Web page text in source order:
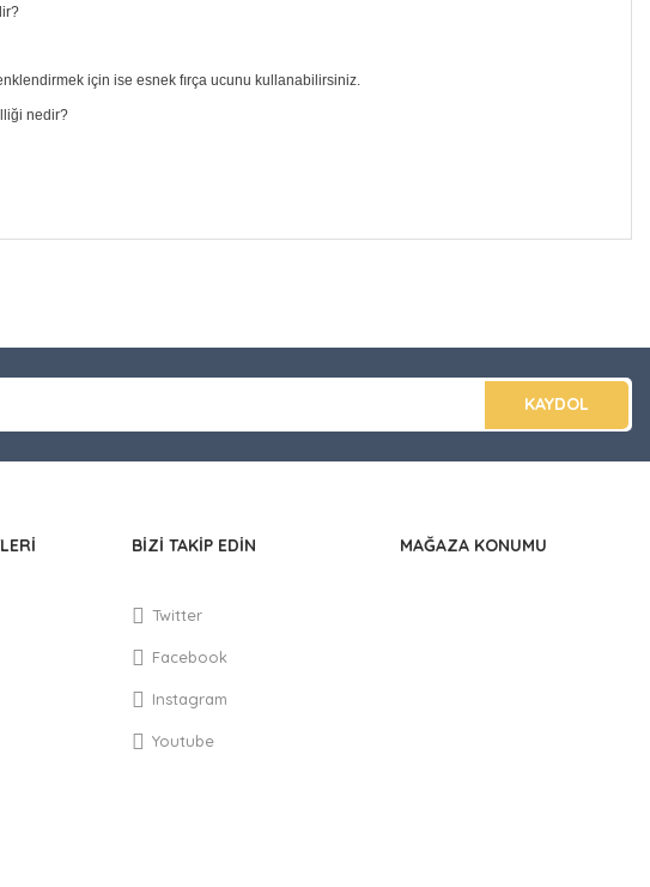
için ise esnek fırça ucunu kullanabilirsiniz.
nedir?
KAYDOL
BİZİ TAKİP EDİN
Twitter
Facebook
Instagram
Youtube
MAĞAZA KONUMU